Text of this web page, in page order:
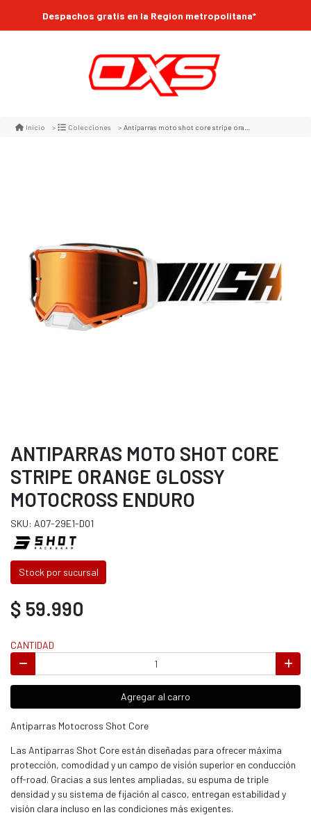
Despachos gratis en la Region metropolitana*
Inicio Colecciones Antiparras moto shot core stripe orange glossy motocross enduro
ANTIPARRAS MOTO SHOT CORE
STRIPE ORANGE GLOSSY
MOTOCROSS ENDURO
SKU: A07-29E1-D01
Stock por sucursal
$ 59.990
CANTIDAD
Agregar al carro
Antiparras Motocross Shot Core
Las Antiparras Shot Core están diseñadas para ofrecer máxima
protección, comodidad y un campo de visión superior en conducción
off-road. Gracias a sus lentes ampliadas, su espuma de triple
densidad y su sistema de fijación al casco, entregan estabilidad y
visión clara incluso en las condiciones más exigentes.